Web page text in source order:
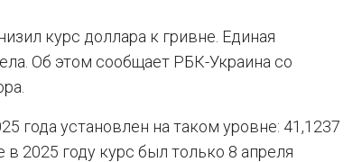
курс доллара к гривне. Единая
Об этом сообщает РБК-Украина со
года установлен на таком уровне: 41,1237
2025 году курс был только 8 апреля